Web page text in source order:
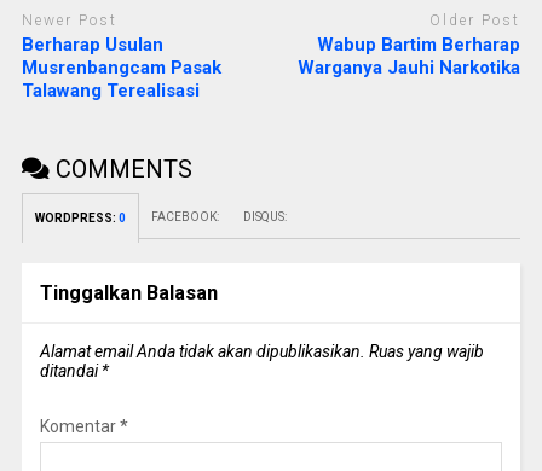
Newer Post
Berharap Usulan
Musrenbangcam Pasak
Talawang Terealisasi
Older Post
Wabup Bartim Berharap
Warganya Jauhi Narkotika
COMMENTS
WORDPRESS: 0 FACEBOOK: DISQUS:
Tinggalkan Balasan
Alamat email Anda tidak akan dipublikasikan. Ruas yang wajib
ditandai*
Komentar*